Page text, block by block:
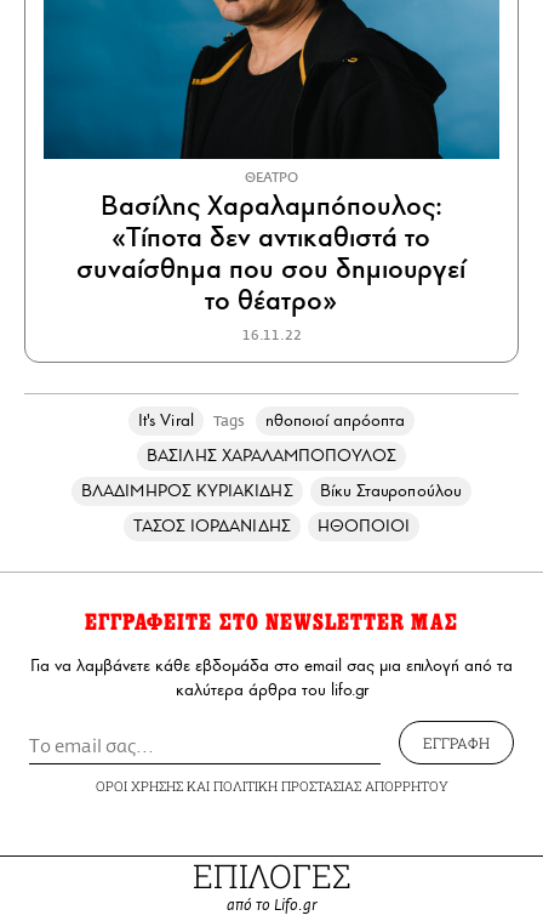
ΘΕΑΤΡΟ
Βασίλης Χαραλαμπόπουλος:
«Τίποτα δεν αντικαθιστά το
συναίσθημα που σου δημιουργεί
το θέατρο»
16.11.22
It's Viral Tags
ηθοποιοί απρόοπτα
ΒΑΣΙΛΗΣ ΧΑΡΑΛΑΜΠΟΠΟΥΛΟΣ
ΒΛΑΔΙΜΗΡΟΣ ΚΥΡΙΑΚΙΔΗΣ
Βίκυ Σταυροπούλου
ΤΑΣΟΣ ΙΟΡΔΑΝΙΔΗΣ
ΗΘΟΠΟΙΟΙ
ΕΓΓΡΑΦΕΙΤΕ ΣΤΟ NEWSLETTER ΜΑΣ
Για να λαμβάνετε κάθε εβδομάδα στο email σας μια επιλογή από τα
καλύτερα άρθρα του lifo.gr
ΕΓΓΡΑΦΗ
ΟΡΟΙ ΧΡΗΣΗΣΚΑΙ ΠΟΛΙΤΙΚΗ ΠΡΟΣΤΑΣΙΑΣ ΑΠΟΡΡΗΤΟΥ
ΕΠΙΛΟΓΕΣ
από το Lifo.gr